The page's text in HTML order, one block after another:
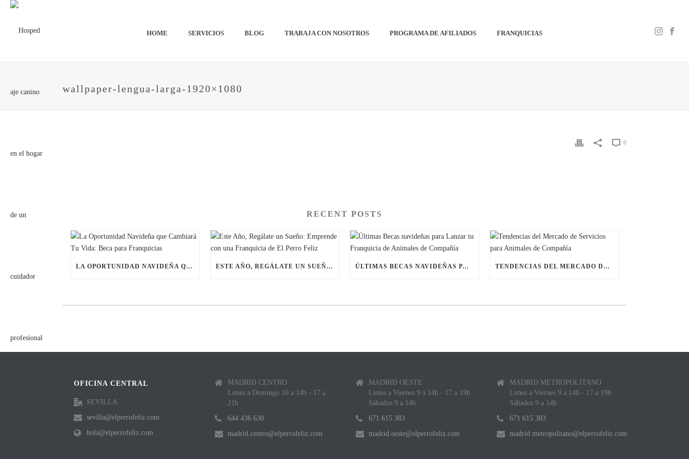
HOME SERVICIOS BLOG TRABAJA CON NOSOTROS PROGRAMA DE AFILIADOS FRANQUICIAS
wallpaper-lengua-larga-1920×1080
0
RECENT POSTS
LA OPORTUNIDAD NAVIDEÑA QUE CAMBIARÁ TU VIDA: BECA PARA FRANQUICIAS ESTE AÑO, REGÁLATE UN SUEÑO: EMPRENDE CON UNA FRANQUICIA DE EL PERRO FELIZ ÚLTIMAS BECAS NAVIDEÑAS PARA LANZAR TU FRANQUICIA DE ANIMALES DE COMPAÑÍA TENDENCIAS DEL MERCADO DE SERVICIOS PARA ANIMALES DE COMPAÑÍA
OFICINA CENTRAL
SEVILLA
sevilla@elperrofeliz.com
hola@elperrofeliz.com
MADRID CENTRO
Lunes a Domingo 10 a 14h - 17 a
21h
644 436 630
madrid.centro@elperrofeliz.com
MADRID OESTE
Lunes a Viernes 9 a 14h - 17 a 19h
Sábados 9 a 14h
671 615 383
madrid.oeste@elperrofeliz.com
MADRID METROPOLITANO
Lunes a Viernes 9 a 14h - 17 a 19h
Sábados 9 a 14h
671 615 383
madrid.metropolitano@elperrofeliz.com